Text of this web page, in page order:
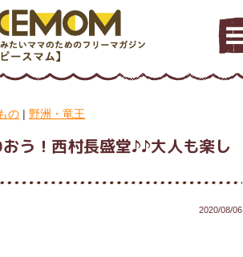
の | 野洲・竜王
う！西村長盛堂♪♪大人も楽し
2020/08/06